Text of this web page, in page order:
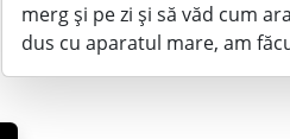
merg și pe zi și să văd cum
dus cu aparatul mare, am